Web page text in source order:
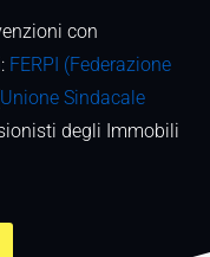
con
FERPI (Federazione
Unione Sindacale
degli Immobili